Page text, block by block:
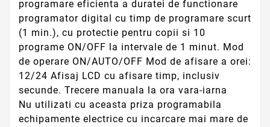
programare eficienta a duratei de functionare
programator digital cu timp de programare scurt
(1 min.), cu protectie pentru copii si 10
programe ON/OFF la intervale de 1 minut. Mod
de operare ON/AUTO/OFF Mod de afisare a orei:
12/24 Afisaj LCD cu afisare timp, inclusiv
secunde. Trecere manuala la ora vara-iarna
Nu utilizati cu aceasta priza programabila
echipamente electrice cu incarcare mai mare de